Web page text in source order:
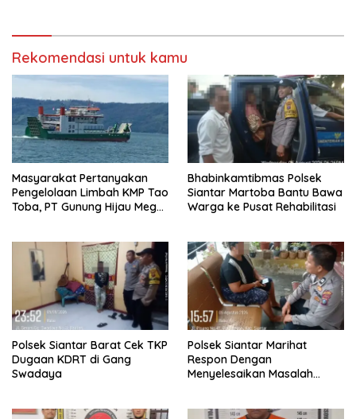
Rekomendasi untuk kamu
Masyarakat Pertanyakan
Pengelolaan Limbah KMP Tao
Toba, PT Gunung Hijau Mega
Bhabinkamtibmas Polsek
Siantar Martoba Bantu Bawa
Warga ke Pusat Rehabilitasi
Polsek Siantar Barat Cek TKP
Dugaan KDRT di Gang
Swadaya
Polsek Siantar Marihat
Respon Dengan
Menyelesaikan Masalah